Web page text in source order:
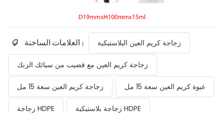
العلامات الساخنة : زجاجة كريم العين البلاستيكية
زجاجة كريم العين مع قضيب من سبائك الزنك
زجاجة كريم العين سعة 15 مل عبوة كريم العين سعة 15 مل
زجاجة HDPE زجاجة بلاستيكية HDPE